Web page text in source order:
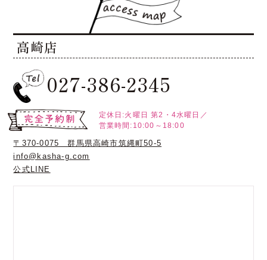
高崎店
027-386-2345
定休日:火曜日 第2・4水曜日／
営業時間:10:00～18:00
〒370-0075 群馬県高崎市筑縄町50-5
info@kasha-g.com
公式LINE